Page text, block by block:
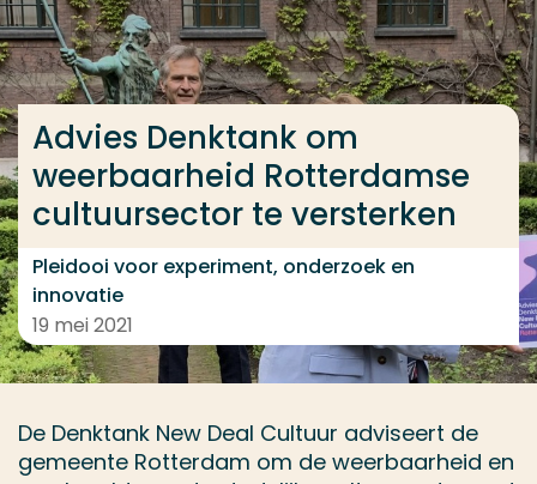
Ga direct naar de content
... > Advies Denktank om weerbaarheid
Advies Denktank om
weerbaarheid Rotterdamse
cultuursector te versterken
Pleidooi voor experiment, onderzoek en
innovatie
19 mei 2021
De Denktank New Deal Cultuur adviseert de
gemeente Rotterdam om de weerbaarheid en
Veel gezocht
Opleiding
Contact